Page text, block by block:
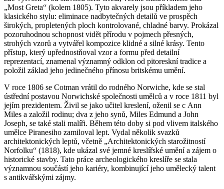
„Most Greta“ (kolem 1805). Tyto akvarely jsou příkladem jeho
klasického stylu: eliminace nadbytečných detailů ve prospěch
širokých, propletených ploch kontrolované, chladné barvy. Prokázal
pozoruhodnou schopnost vidět přírodu v pojmech přesných,
strohých vzorů a vytvářel kompozice klidné a silné krásy. Tento
přístup, který upřednostňoval vzor a formu před detailní
reprezentací, znamenal významný odklon od pitoreskní tradice a
položil základ jeho jedinečného přínosu britskému umění.
V roce 1806 se Cotman vrátil do rodného Norwiche, kde se stal
ústřední postavou Norwichské společnosti umělců a v roce 1811 byl
jejím prezidentem. Živil se jako učitel kreslení, oženil se с Ann
Miles a založil rodinu; dva z jeho synů, Miles Edmund a John
Joseph, se také stali malíři. Během této doby si pod vlivem italského
umělce Piranesiho zamiloval lept. Vydal několik svazků
architektonických leptů, včetně „Architektonických starožitností
Norfolku“ (1818), kde ukázal své jemné kreslířské umění a zájem o
historické stavby. Tato práce archeologického kreslíře se stala
významnou součástí jeho kariéry, kombinující jeho umělecký talent
s antikvářskými zájmy.